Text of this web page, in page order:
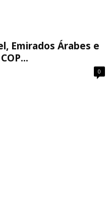
Emirados Árabes e
0